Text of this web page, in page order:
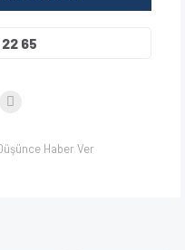
65
Haber Ver